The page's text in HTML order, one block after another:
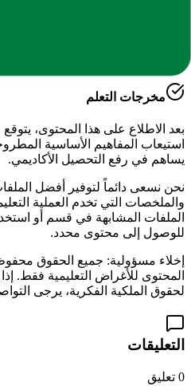
إعداده بعناية ليتوافق مع المناهج
مخرجات التعلم
بعد الاطلاع على هذا المحتوى،
استيعاب المفاهيم الأساسية
يساهم في رفع التحصيل الأكاديمي.
نحن نسعى دائماً لتوفير أفضل
والملخصات التي تخدم العملية
الملفات المشابهة في قسم
أو
للوصول إلى محتوى محدد.
إخلاء مسؤولية: جميع الحقوق
المحتوى للأغراض التعليمية فقط.
لحقوق الملكية الفكرية، يرجى
التعليقات
0 تعليق